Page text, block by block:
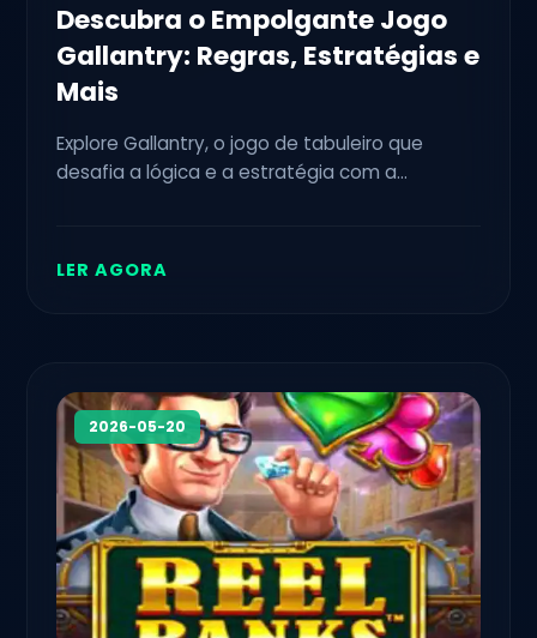
Descubra o Empolgante Jogo
Gallantry: Regras, Estratégias e
Mais
Explore Gallantry, o jogo de tabuleiro que
desafia a lógica e a estratégia com a
LER AGORA
2026-05-20